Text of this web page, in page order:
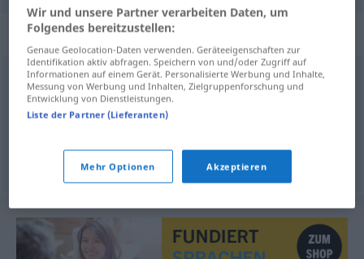
Synonyme für "Abfahrt"
Piste,Skipiste,Hang
© OpenThesaurus.de
Wir und unsere Partner verarbeiten Daten, um
Folgendes bereitzustellen:
Genaue Geolocation-Daten verwenden. Geräteeigenschaften zur
Identifikation aktiv abfragen. Speichern von und/oder Zugriff auf
Informationen auf einem Gerät. Personalisierte Werbung und Inhalte,
Messung von Werbung und Inhalten, Zielgruppenforschung und
Entwicklung von Dienstleistungen.
Liste der Partner (Lieferanten)
Mehr Optionen Akzeptieren